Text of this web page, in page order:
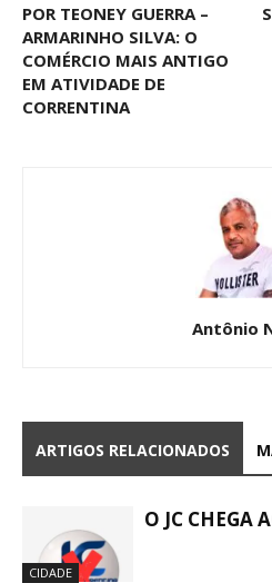
POR TEONEY GUERRA –
ARMARINHO SILVA: O
COMÉRCIO MAIS ANTIGO
EM ATIVIDADE DE
CORRENTINA
Antônio
ARTIGOS RELACIONADOS
CIDADE
O JC CHEGA